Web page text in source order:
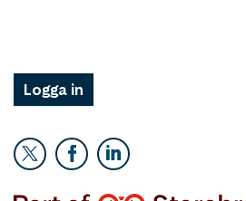
Logga in